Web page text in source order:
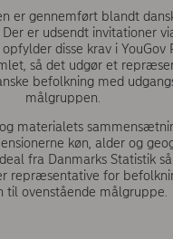
er gennemført blandt
er udsendt invitationer
disse krav i YouGov
så det udgør et
befolkning med
målgruppen.
materialets
køn, alder og
fra Danmarks Statistik
repræsentative for
til ovenstående målgruppe.